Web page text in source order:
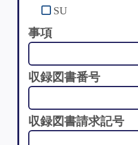
SU
事項
収録図書番号
収録図書請求記号